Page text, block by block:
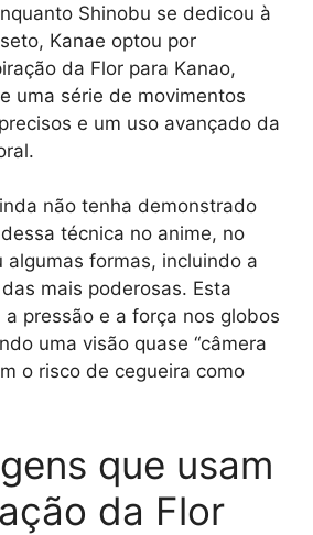
Shinobu se dedicou à
Kanae optou por
da Flor para Kanao,
uma série de movimentos
e um uso avançado da
não tenha demonstrado
técnica no anime, no
algumas formas, incluindo a
mais poderosas. Esta
pressão e a força nos globos
uma visão quase “câmera
o risco de cegueira como
que usam
da Flor